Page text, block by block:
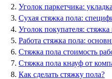
Уголок паркетчика:
Сухая стяжка пола:
Уголок покупателя: стяжка
Работа стяжка пола:
Стяжка пола стоимость
Стяжка пола кнауф от
Как сделать стяжку пола?